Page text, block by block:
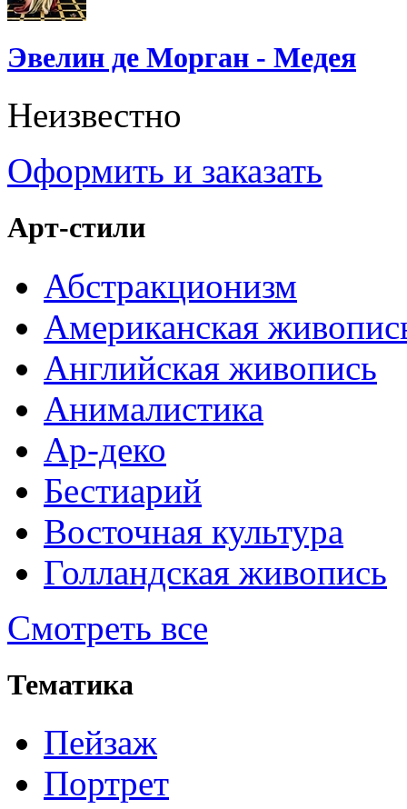
Эвелин де Морган - Медея
Неизвестно
Оформить и заказать
Арт-стили
Абстракционизм
Американская
Английская живопись
Анималистика
Ар-деко
Бестиарий
Восточная культура
Голландская живопись
Смотреть все
Тематика
Пейзаж
Портрет